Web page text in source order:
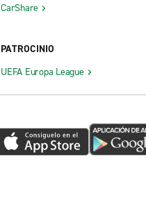
CarShare
PATROCINIO
UEFA Europa League